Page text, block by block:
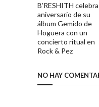
B’RESHITH
aniversario de su
álbum Gemido de
Hoguera con un
concierto ritual en
Rock & Pez
NO HAY